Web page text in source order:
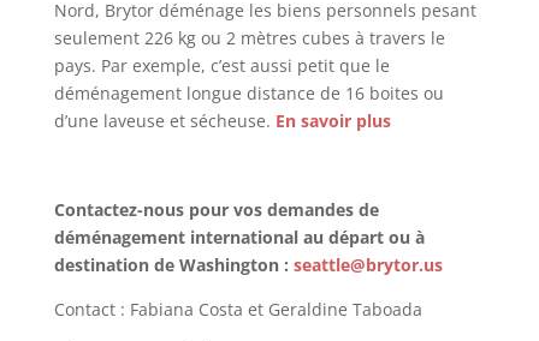
Nord, Brytor déménage les biens personnels pesant
seulement 226 kg ou 2 mètres cubes à travers le
pays. Par exemple, c’est aussi petit que le
déménagement longue distance de 16 boites ou
d’une laveuse et sécheuse. En savoir plus
Contactez-nous pour vos demandes de
déménagement international au départ ou à
destination de Washington : seattle@brytor.us
Contact : Fabiana Costa et Geraldine Taboada